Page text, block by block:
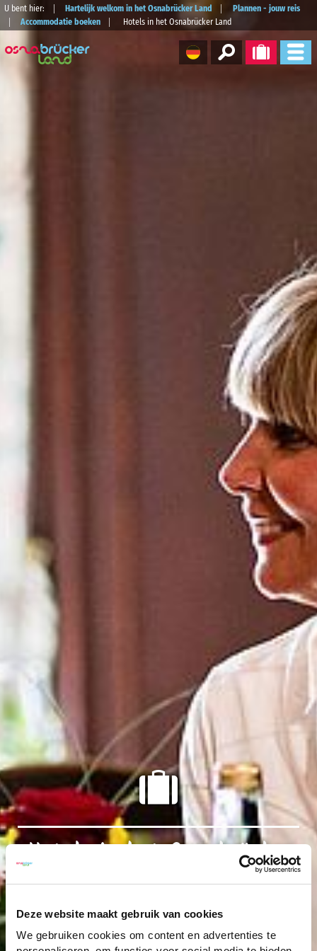
Deze website maakt gebruik van cookies
We gebruiken cookies om content en advertenties te
U bent hier: Hartelijk welkom in het Osnabrücker Land
Plannen - jouw reis
Accommodatie boeken
Hotels in het Osnabrücker Land
Hotels in het Osnabrücker
Land